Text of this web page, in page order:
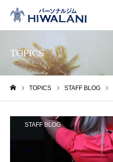
TOPICS
TOPICS STAFF BLOG
STAFF BLOG